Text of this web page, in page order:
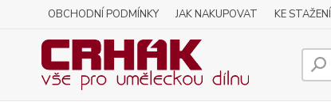
OBCHODNÍ PODMÍNKY JAK NAKUPOVAT KE STAŽENÍ